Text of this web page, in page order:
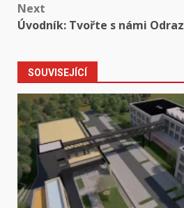
Next
Úvodník: Tvořte s námi Odraz
SOUVISEJÍCÍ